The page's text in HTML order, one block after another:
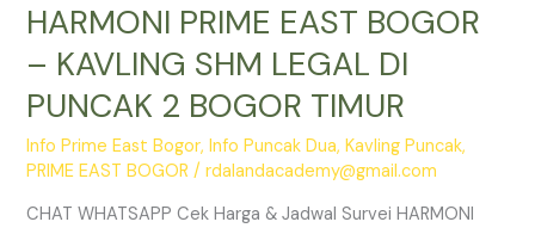
HARMONI PRIME EAST BOGOR
– KAVLING SHM LEGAL DI
PUNCAK 2 BOGOR TIMUR
Info Prime East Bogor,Info Puncak Dua,Kavling Puncak,
PRIME EAST BOGOR /rdalandacademy@gmail.com
CHAT WHATSAPP Cek Harga & Jadwal Survei HARMONI